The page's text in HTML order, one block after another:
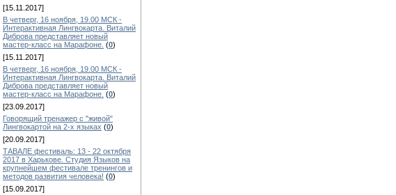
[15.11.2017]
В четверг, 16 ноября, 19.00 МСК -
Интерактивная Лингвокарта. Виталий
Диброва представляет новый
мастер-класс на Марафоне. (0)
[15.11.2017]
В четверг, 16 ноября, 19.00 МСК -
Интерактивная Лингвокарта. Виталий
Диброва представляет новый
мастер-класс на Марафоне. (0)
[23.09.2017]
Говорящий тренажер с "живой"
Лингвокартой на 2-х языках (0)
[20.09.2017]
ТАВАЛЕ фестиваль: 13 - 22 октября
2017 в Харькове. Студия Языков на
крупнейшем фестивале тренингов и
методов развития человека! (0)
[15.09.2017]